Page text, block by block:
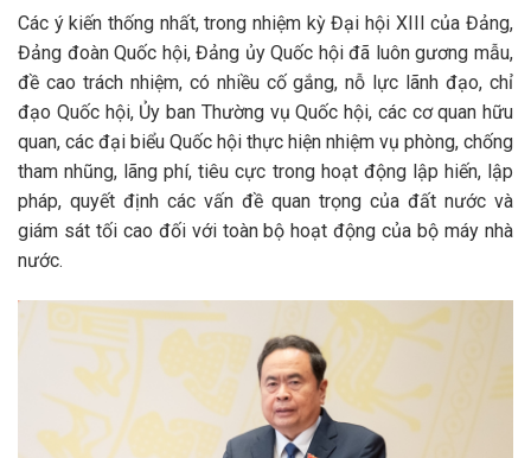
Các ý kiến thống nhất, trong nhiệm kỳ Đại hội XIII của Đảng,
Đảng đoàn Quốc hội, Đảng ủy Quốc hội đã luôn gương mẫu,
đề cao trách nhiệm, có nhiều cố gắng, nỗ lực lãnh đạo, chỉ
đạo Quốc hội, Ủy ban Thường vụ Quốc hội, các cơ quan hữu
quan, các đại biểu Quốc hội thực hiện nhiệm vụ phòng, chống
tham nhũng, lãng phí, tiêu cực trong hoạt động lập hiến, lập
pháp, quyết định các vấn đề quan trọng của đất nước và
giám sát tối cao đối với toàn bộ hoạt động của bộ máy nhà
nước.